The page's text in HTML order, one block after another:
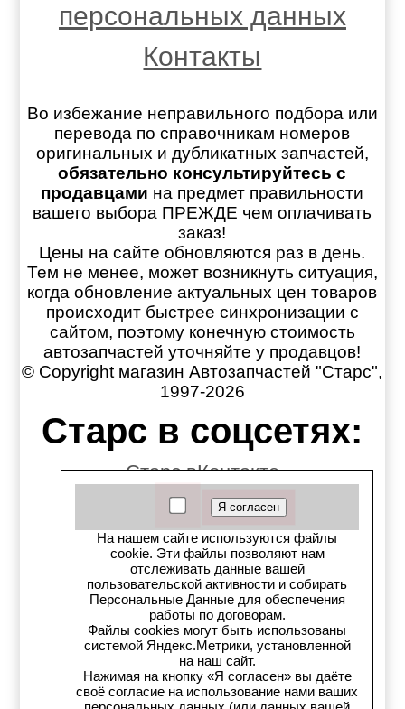
персональных данных
Контакты
Во избежание неправильного подбора или
перевода по справочникам номеров
оригинальных и дубликатных запчастей,
обязательно консультируйтесь с
продавцами на предмет правильности
вашего выбора ПРЕЖДЕ чем оплачивать
заказ!
Цены на сайте обновляются раз в день.
Тем не менее, может возникнуть ситуация,
когда обновление актуальных цен товаров
происходит быстрее синхронизации с
сайтом, поэтому конечную стоимость
автозапчастей уточняйте у продавцов!
© Copyright магазин Автозапчастей "Старс",
1997-2026
Старс в соцсетях:
Старс вКонтакте
Старс в YouTube
Телеграм-канал
Старс на Drom.ru
Старс в auto.ru
Старс в картах Яндекс
На нашем сайте используются файлы
cookie. Эти файлы позволяют нам
отслеживать данные вашей
пользовательской активности и собирать
Персональные Данные для обеспечения
работы по договорам.
Файлы cookies могут быть использованы
системой Яндекс.Метрики, установленной
на наш сайт.
Нажимая на кнопку «Я согласен» вы даёте
своё согласие на использование нами ваших